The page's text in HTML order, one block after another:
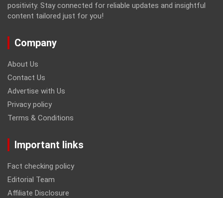
positivity. Stay connected for reliable updates and insightful
content tailored just for you!
Company
About Us
Contact Us
Advertise with Us
Privacy policy
Terms & Conditions
Important links
Fact checking policy
Editorial Team
Affiliate Disclosure